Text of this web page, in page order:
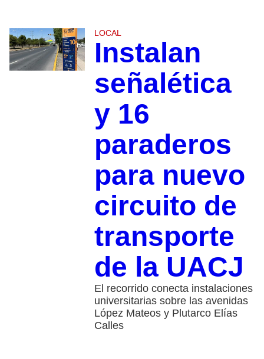
LOCAL
Instalan
señalética
y 16
paraderos
para nuevo
circuito de
transporte
de la UACJ
El recorrido conecta instalaciones
universitarias sobre las avenidas
López Mateos y Plutarco Elías
Calles